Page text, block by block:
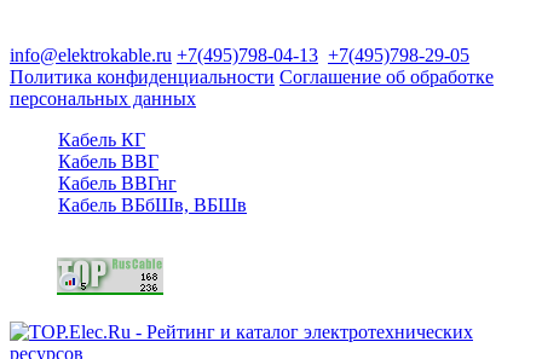
info@elektrokable.ru +7(495)798-04-13 +7(495)798-29-05
Политика конфиденциальности Соглашение об обработке
персональных данных
Кабель КГ
Кабель ВВГ
Кабель ВВГнг
Кабель ВБбШв, ВБШв